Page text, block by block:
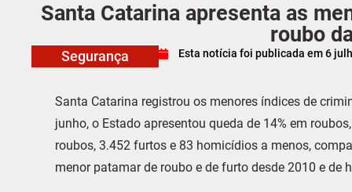
Santa Catarina apresenta as
roubo
Segurança Esta notícia foi publicada em 6
Santa Catarina registrou os menores índices de
junho, o Estado apresentou queda de 14% em
roubos, 3.452 furtos e 83 homicídios a menos,
menor patamar de roubo e de furto desde 2010 e de